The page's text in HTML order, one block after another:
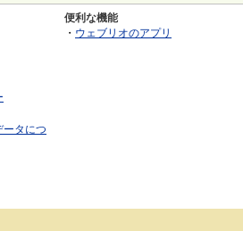
ータにつ
便利な機能
・ ウェブリオのアプリ